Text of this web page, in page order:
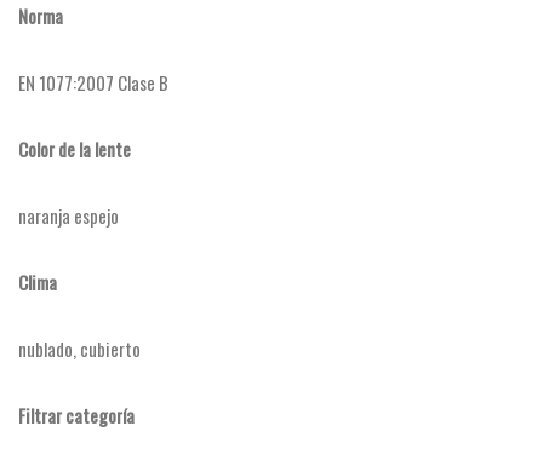
Norma
EN 1077:2007 Clase B
Color de la lente
naranja espejo
Clima
nublado, cubierto
Filtrar categoría